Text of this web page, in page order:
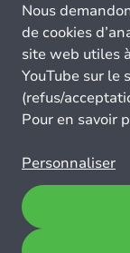
Nous
de cookies
site web utiles
YouTube sur le
(refus/
Pour en savoir
Personnaliser